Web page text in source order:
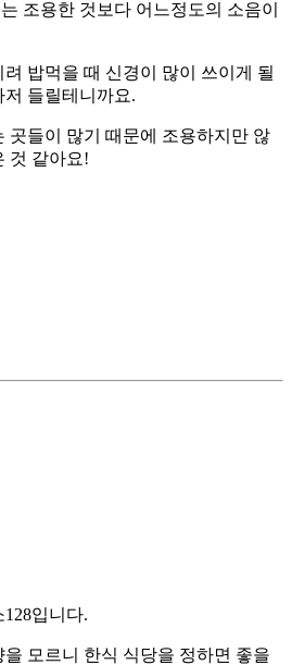
조용한 것보다 어느정도의 소음이
밥먹을 때 신경이 많이 쓰이게 될
들릴테니까요.
곳들이 많기 때문에 조용하지만 않
것 같아요!
입니다.
모르니 한식 식당을 정하면 좋을